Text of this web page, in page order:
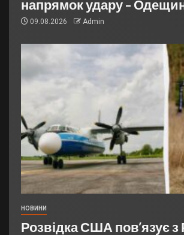
напрямок удару –
09.08.2026 Admin
НОВИНИ
Розвідка США пов’язує з